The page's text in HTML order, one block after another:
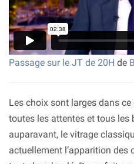
Passage sur le JT de 20H de
Les choix sont larges dans
toutes les attentes et tous les
auparavant, le vitrage
actuellement l’apparition des